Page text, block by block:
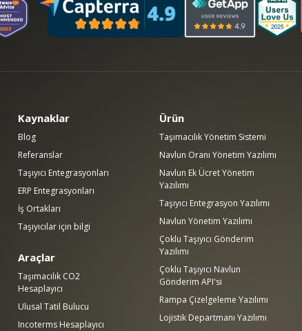
Kaynaklar
Blog
Referanslar
Taşıyıcı Entegrasyonları
ERP Entegrasyonları
İş Ortakları
Taşıyıcılar için bilgi
Araçlar
Taşımacılık CO2
Hesaplayıcı
Ulusal Tatil Bulucu
Incoterms Hesaplayıcı
Ürün
Taşımacılık Yönetim Sistemi
Navlun Oranı Yönetim Yazılımı
Navlun Ek Ücret Yönetim
Yazılımı
Taşıyıcı Entegrasyon Yazılımı
Navlun Yönetim Yazılımı
Çoklu Taşıyıcı Gönderim
Yazılımı
Çoklu Taşıyıcı Navlun
Gönderim API'si
Rampa Çizelgeleme Yazılımı
Lojistik Departmanı Yazılımı